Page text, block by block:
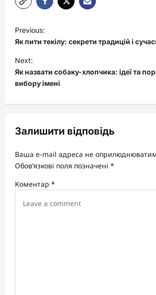
P
o
s
t
n
a
i
a
i
Previous:
Як пити текілу: секрети традицій і
Next:
Як назвати собаку-хлопчика: ідеї та
вибору імені
Залишити відповідь
Ваша e-mail адреса не
Обов’язкові поля позначені *
Коментар *